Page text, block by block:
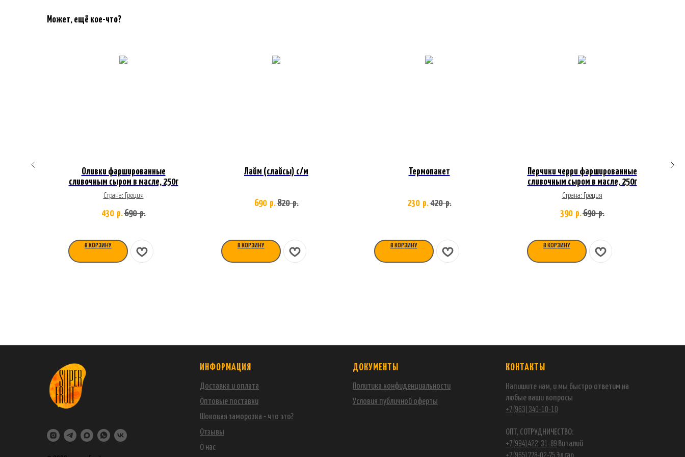
Может, ещё кое-что?
Оливки фаршированные
сливочным сыром в масле, 250г
Страна: Греция
430 р.690 р.
В КОРЗИНУ
Лайм (слайсы) с/м
690 р.820 р.
В КОРЗИНУ
Термопакет
230 р.420 р.
В КОРЗИНУ
Перчики черри фаршированные
сливочным сыром в масле, 250г
Страна: Греция
390 р.690 р.
В КОРЗИНУ
ИНФОРМАЦИЯ
Доставка и оплата
Оптовые поставки
Шоковая заморозка - что это?
Отзывы
О нас
ДОКУМЕНТЫ
Политика конфиденциальности
Условия публичной оферты
КОНТАКТЫ
Напишите нам, и мы быстро ответим на
любые ваши вопросы
+7 (963) 340-10-10
ОПТ, СОТРУДНИЧЕСТВО:
+7 (994) 422-31-89 Виталий